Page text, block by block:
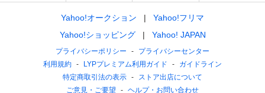
Yahoo!オークション
Yahoo!フリマ
Yahoo!ショッピング
Yahoo! JAPAN
プライバシーポリシー
プライバシーセンター
利用規約
LYPプレミアム利用ガイド
ガイドライン
特定商取引法の表示
ストア出店について
ご意見・ご要望
ヘルプ・お問い合わせ